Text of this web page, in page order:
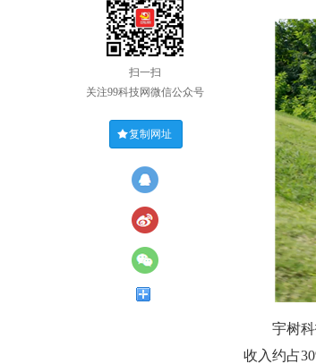
扫一扫
关注99科技网微信公众号
复制网址
宇树科技
收入约占